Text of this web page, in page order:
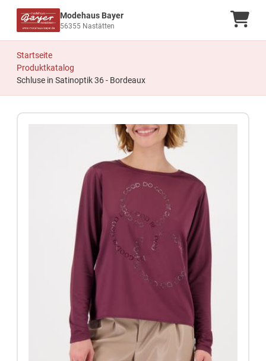
Modehaus Bayer
56355 Nastätten
Startseite
Produktkatalog
Schluse in Satinoptik 36 - Bordeaux